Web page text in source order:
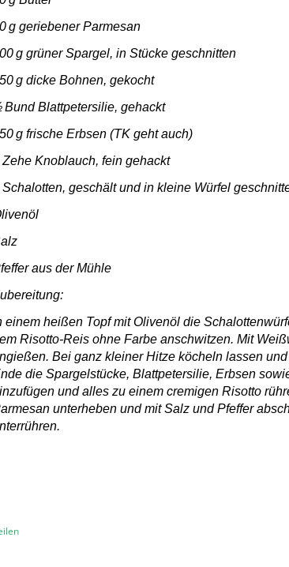
g geriebener Parmesan
g grüner Spargel, in Stücke geschnitten
g dicke Bohnen, gekocht
Bund Blattpetersilie, gehackt
g frische Erbsen (TK geht auch)
Zehe Knoblauch, fein gehackt
Schalotten, geschält und in kleine Würfel
aus der Mühle
einem heißen Topf mit Olivenöl die
Risotto-Reis ohne Farbe anschwitzen. Mit
Bei ganz kleiner Hitze köcheln lassen
die Spargelstücke, Blattpetersilie, Erbsen
und alles zu einem cremigen Risotto
unterheben und mit Salz und Pfeffer